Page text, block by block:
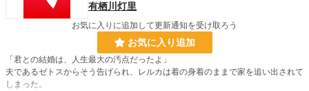
有栖川灯里
お気に入りに追加して更新通知を受け取ろう
お気に入り追加
「君との結婚は、人生最大の汚点だったよ」
夫であるゼトスからそう告げられ、レルカは着の身着のままで家を追い出されて
しまった。